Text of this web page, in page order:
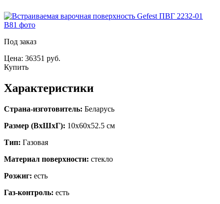
Под заказ
Цена: 36351 руб.
Купить
Характеристики
Страна-изготовитель: Беларусь
Размер (ВхШхГ): 10х60x52.5 см
Тип: Газовая
Материал поверхности: стекло
Розжиг: есть
Газ-контроль: есть